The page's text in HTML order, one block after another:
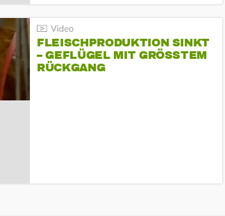
FLEISCHPRODUKTION SINKT
– GEFLÜGEL MIT GRÖSSTEM R
ÜCKGANG